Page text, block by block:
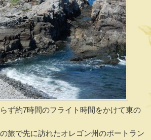
ず約7時間のフライト時間をかけて東の
旅で先に訪れたオレゴン州のポートラン